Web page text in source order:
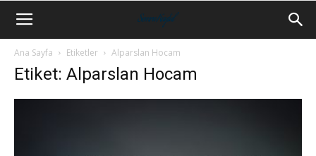
Ana Sayfa Etiketler Alparslan Hocam
Etiket: Alparslan Hocam